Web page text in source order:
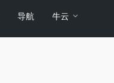
导航 牛云